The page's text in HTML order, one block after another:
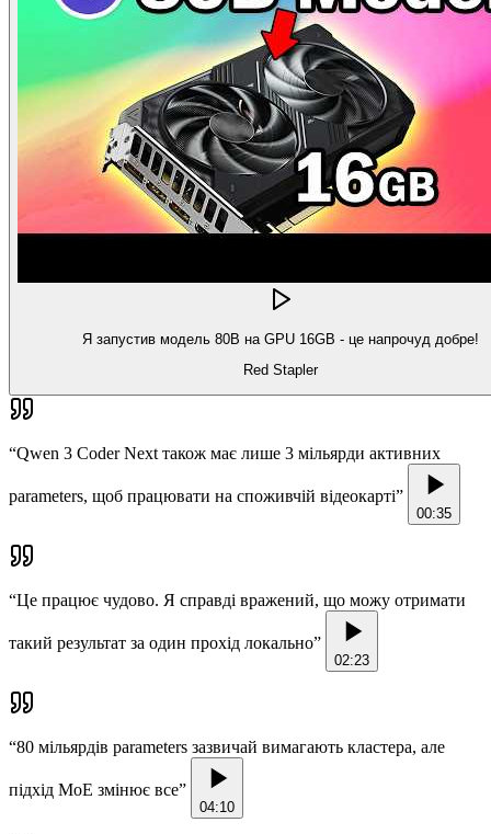
Я запустив модель 80B на GPU 16GB - це напрочуд добре!
Red Stapler
“Qwen 3 Coder Next також має лише 3 мільярди активних
parameters, щоб працювати на споживчій відеокарті”
00:35
“Це працює чудово. Я справді вражений, що можу отримати
такий результат за один прохід локально”
02:23
“80 мільярдів parameters зазвичай вимагають кластера, але
підхід MoE змінює все”
04:10